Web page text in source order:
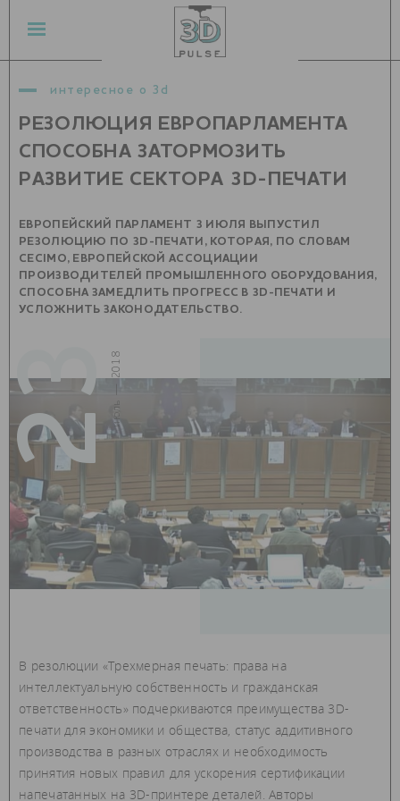
интересное о 3d
РЕЗОЛЮЦИЯ ЕВРОПАРЛАМЕНТА
СПОСОБНА ЗАТОРМОЗИТЬ
РАЗВИТИЕ СЕКТОРА 3D-ПЕЧАТИ
ЕВРОПЕЙСКИЙ ПАРЛАМЕНТ 3 ИЮЛЯ ВЫПУСТИЛ
РЕЗОЛЮЦИЮ ПО 3D-ПЕЧАТИ, КОТОРАЯ, ПО СЛОВАМ
CECIMO, ЕВРОПЕЙСКОЙ АССОЦИАЦИИ
ПРОИЗВОДИТЕЛЕЙ ПРОМЫШЛЕННОГО ОБОРУДОВАНИЯ,
СПОСОБНА ЗАМЕДЛИТЬ ПРОГРЕСС В 3D-ПЕЧАТИ И
УСЛОЖНИТЬ ЗАКОНОДАТЕЛЬСТВО.
23
июль — 2018
В резолюции «Трехмерная печать: права на
интеллектуальную собственность и гражданская
ответственность» подчеркиваются преимущества 3D-
печати для экономики и общества, статус аддитивного
производства в разных отраслях и необходимость
принятия новых правил для ускорения сертификации
напечатанных на 3D-принтере деталей. Авторы